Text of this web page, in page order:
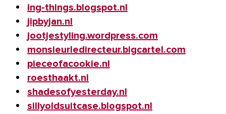
ing-things.blogspot.nl
jipbyjan.nl
jootjestyling.wordpress.com
monsieurledirecteur.bigcartel.com
pieceofacookie.nl
roesthaakt.nl
shadesofyesterday.nl
sillyoldsuitcase.blogspot.nl